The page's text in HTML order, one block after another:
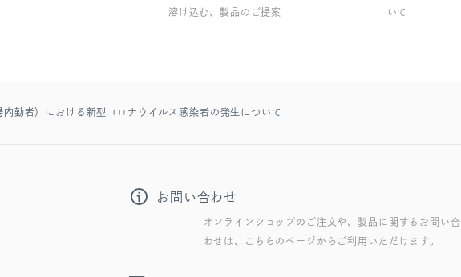
溶け込む、製品のご提案
いて
内勤者）における新型コロナウイルス感染者の発生について
お問い合わせ
オンラインショップのご注文や、製品に関するお問い合
わせは、こちらのページからご利用いただけます。